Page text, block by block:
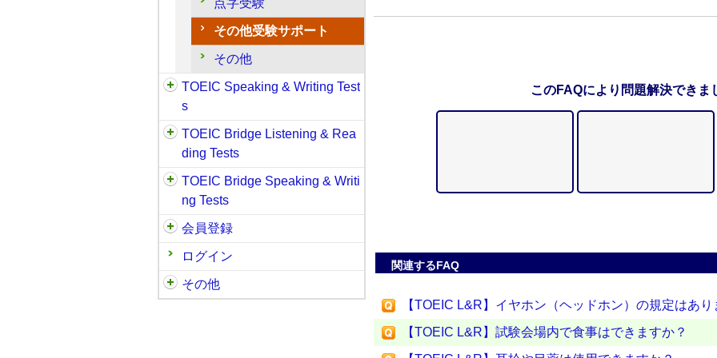
点字受験
その他受験サポート
その他
TOEIC Speaking & Writing Test
s
TOEIC Bridge Listening & Rea
ding Tests
TOEIC Bridge Speaking & Writi
ng Tests
会員登録
ログイン
その他
このFAQにより問題解決できま
関連するFAQ
【TOEIC L&R】イヤホン（ヘッドホン）の規定はあり
【TOEIC L&R】試験会場内で食事はできますか？